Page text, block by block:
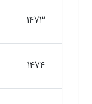
1473
1474